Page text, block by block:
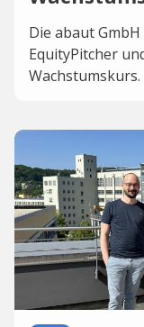
Die abaut
EquityPitcher
Wachstumskurs.